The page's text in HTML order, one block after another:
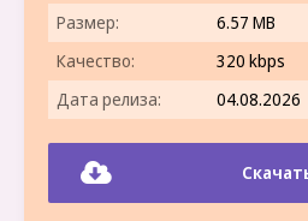
Размер:
6.57 MB
Качество:
320 kbps
Дата релиза:
04.08.2026